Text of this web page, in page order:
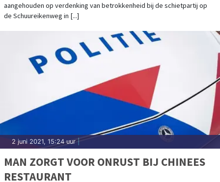
aangehouden op verdenking van betrokkenheid bij de schietpartij op
de Schuureikenweg in [...]
2 juni 2021, 15:24 uur|
MAN ZORGT VOOR ONRUST BIJ CHINEES
RESTAURANT